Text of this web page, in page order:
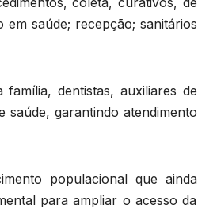
saúde; recepção; sanitários
dentistas, auxiliares de
saúde, garantindo atendimento
populacional que ainda
para ampliar o acesso da